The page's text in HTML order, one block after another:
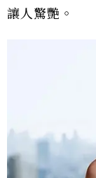
讓人驚艷。